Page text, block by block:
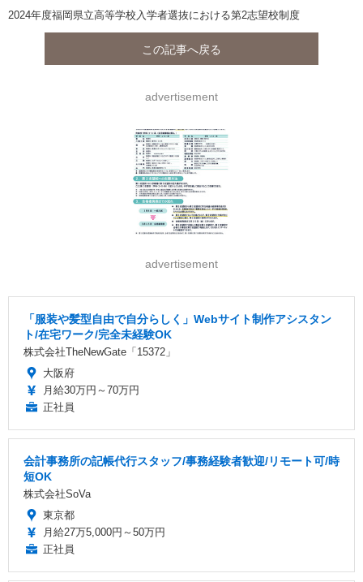
2024年度福岡県立高等学校入学者選抜における第2志望校制度
この記事へ戻る
advertisement
advertisement
「服装や髪型自由で自分らしく」Webサイト制作アシスタン
ト/在宅ワーク/完全未経験OK
株式会社TheNewGate「15372」
大阪府
月給30万円～70万円
正社員
会計事務所の記帳代行スタッフ/事務経験者歓迎/リモート可/時
短OK
株式会社SoVa
東京都
月給27万5,000円～50万円
正社員